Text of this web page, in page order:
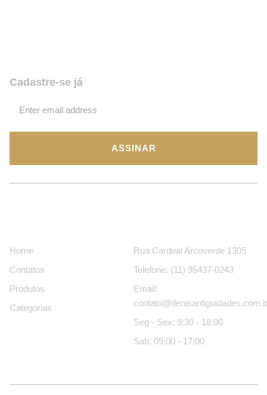
Cadastre-se já
ASSINAR
Home
Contatos
Produtos
Categorias
Rua Cardeal Arcoverde 1305
Telefone: (11) 95437-0243
Email:
Seg - Sex: 9:30 - 18:00
Sab: 09:00 - 17:00